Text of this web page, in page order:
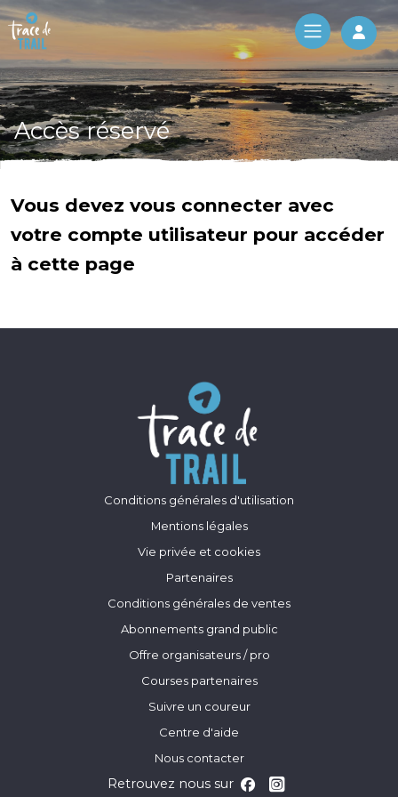
Log
Accès réservé
Vous devez vous connecter avec
votre compte utilisateur pour accéder
à cette page
Conditions générales d'utilisation
Mentions légales
Vie privée et cookies
Partenaires
Conditions générales de ventes
Abonnements grand public
Offre organisateurs / pro
Courses partenaires
Suivre un coureur
Centre d'aide
Nous contacter
Retrouvez nous sur